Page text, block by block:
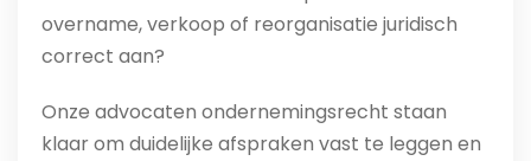
overname, verkoop of reorganisatie juridisch
correct aan?
Onze advocaten ondernemingsrecht staan
klaar om duidelijke afspraken vast te leggen en